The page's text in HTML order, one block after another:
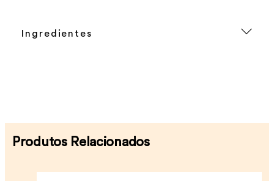
Ingredientes
Produtos Relacionados